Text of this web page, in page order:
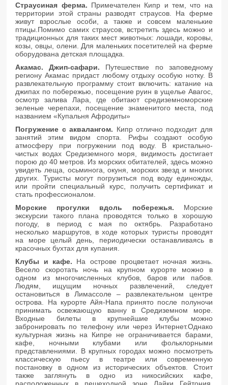
Страусиная ферма. Примечателен Кипр и тем, что на
территории этой страны разводят страусов. На ферме
живут взрослые особи, а также и совсем маленькие
птицы.Помимо самих страусов, встретить здесь можно и
традиционных для таких мест животных: лошади, коровы,
козы, овцы, олени. Для маленьких посетителей на ферме
оборудована детская площадка.
Акамас. Джип-сафари. Путешествие по заповедному
региону Акамас придаст любому отдыху особую нотку. В
развлекательную программу стоит включить: катание на
джипах по побережью, посещение руин в ущелье Авагос,
осмотр залива Лара, где обитают средиземноморские
зеленые черепахи, посещение знаменитого места, под
названием «Купальня Афродиты»
Погружение с аквалангом. Кипр отлично подходит для
занятий этим видом спорта. Рифы создают особую
атмосферу при погружении под воду. В кристально-
чистых водах Средиземного моря, видимость достигает
порою до 40 метров. Из морских обитателей, здесь можно
увидеть леща, осьминога, окуня, морских звезд и многих
других. Туристы могут погрузиться под воду единожды,
или пройти специальный курс, получить сертификат и
стать профессионалом.
Морские прогулки вдоль побережья. Морские
экскурсии такого плана проводятся только в хорошую
погоду, в период с мая по октябрь. Разработано
несколько маршрутов, в ходе которых туристы проводят
на море целый день, периодически останавливаясь в
красочных бухтах для купания.
Клубы и кафе. На острове процветает ночная жизнь.
Весело скоротать ночь на крупном курорте можно в
одном из многочисленных клубов, баров или пабов.
Людям, ищущим ночных развлечений, следует
остановиться в Лимассоле – развлекательном центре
острова. На курорте Айя-Напа принято после полуночи
принимать освежающую ванну в Средиземном море.
Входные билеты в крупнейшие клубы можно
забронировать по телефону или через Интернет.Однако
культурная жизнь на Кипре не ограничивается барами,
кафе, ночными клубами или фольклорными
представлениями. В крупных городах можно посмотреть
классическую пьесу в театре или современную
постановку в одном из исторических объектов. Стоит
также заглянуть в одно из никосийских кафе,
расположенных в пешеходной зоне Лайки Гейтония,